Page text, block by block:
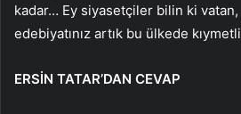
kadar… Ey siyasetçiler bilin ki
edebiyatınız artık bu ülkede
ERSİN TATAR’DAN CEVAP